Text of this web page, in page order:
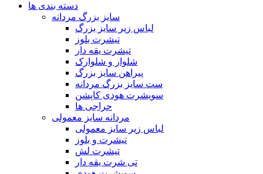
دسته بندی ها
سایز بزرگ مردانه
لباس زیر سایز بزرگ
تیشرت بلوز
تیشرت یقه دار
شلوار و شلوارک
پیراهن سایز بزرگ
ست سایز بزرگ مردانه
سویشرت هودی کاپشن
حراجی ها
مردانه سایز معمولی
لباس زیر سایز معمولی
تیشرت و بلوز
تیشرت لش
تی شرت یقه دار